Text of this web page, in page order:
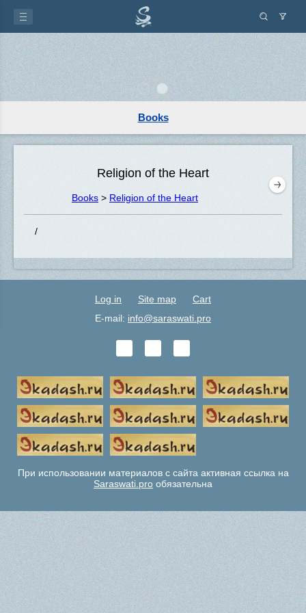
Books
Religion of the Heart
Books > Religion of the Heart
/
Log in Site map
Cart
E-mail: info@saraswati.pro
При использовании материалов с сайта активная ссылка на
Saraswati.pro обязательна